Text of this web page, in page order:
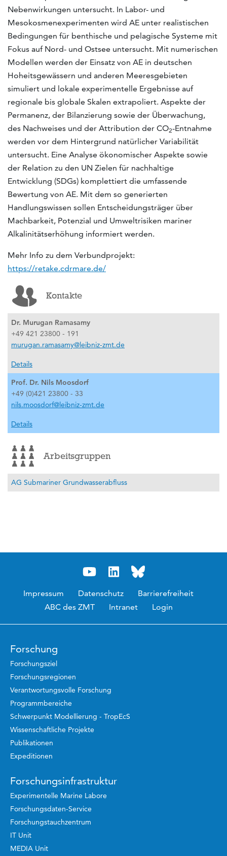
Nebenwirkungen untersucht. In Labor- und
Mesokosmenexperimenten wird AE unter realistischen
Bedingungen für benthische und pelagische Systeme mit
Fokus auf Nord- und Ostsee untersucht. Mit numerischen
Modellen werden der Einsatz von AE in deutschen
Hoheitsgewässern und anderen Meeresgebieten
simuliert und lokale experimentelle Ergebnisse auf
regionale bis globale Skalen extrapoliert. Aspekte der
Permanenz, der Bilanzierung sowie der Überwachung,
des Nachweises und der Attribution der CO2-Entnahme
werden vor dem Hintergrund natürlicher Variabilität
untersucht. Eine Analyse ökonomischer Aspekte sowie
der Relation zu den UN Zielen für nachhaltige
Entwicklung (SDGs) komplettiert die umfassende
Bewertung von AE. Mit dem so generierten
Handlungswissen sollen Entscheidungsträger über
Machbarkeit, Potenzial und Umweltrisiken mariner
Alkalinitätserhöhung informiert werden.
Mehr Info zu dem Verbundprojekt:
https://retake.cdrmare.de/
Kontakte
Dr. Murugan Ramasamy
+49 421 23800 - 191
murugan.ramasamy@leibniz-zmt.de
Details
Prof. Dr. Nils Moosdorf
+49 (0)421 23800 - 33
nils.moosdorf@leibniz-zmt.de
Details
Arbeitsgruppen
AG Submariner Grundwasserabfluss
Impressum Datenschutz
Barrierefreiheit
ABC des ZMT
Intranet Login
Forschung
Forschungsziel
Forschungsregionen
Verantwortungsvolle Forschung
Programmbereiche
Schwerpunkt Modellierung - TropEcS
Wissenschaftliche Projekte
Publikationen
Expeditionen
Forschungsinfrastruktur
Experimentelle Marine Labore
Forschungsdaten-Service
Forschungstauchzentrum
IT Unit
MEDIA Unit